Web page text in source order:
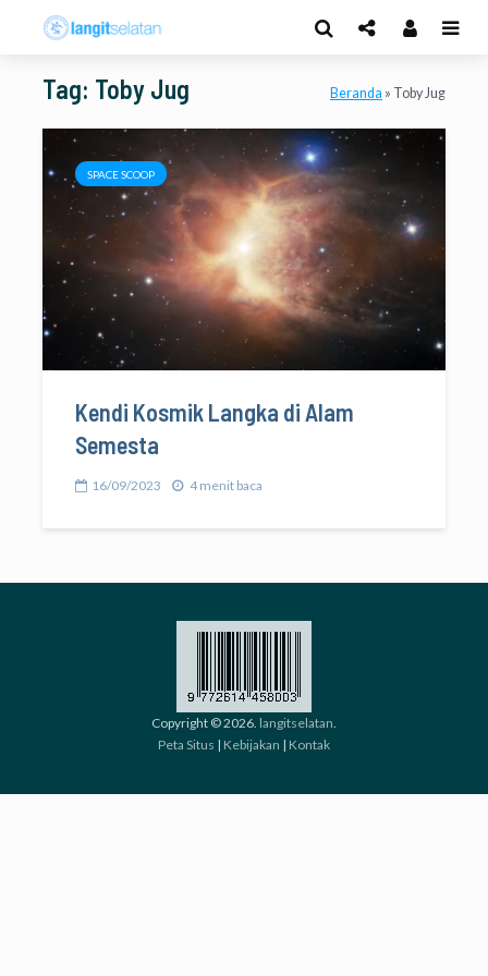
Tag: Toby Jug Beranda » Toby Jug
SPACE SCOOP
Kendi Kosmik Langka di Alam
Semesta
16/09/2023 4 menit baca
Copyright © 2026. langitselatan.
Peta Situs | Kebijakan | Kontak